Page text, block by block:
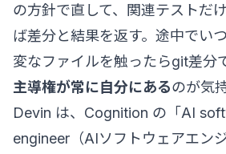
の方針で直して、関連テストだ
ば差分と結果を返す。途中でい
変なファイルを触ったらgit差分
主導権が常に自分にあるのが気
Devin は、Cognition の「AI
engineer（AIソフトウェアエン